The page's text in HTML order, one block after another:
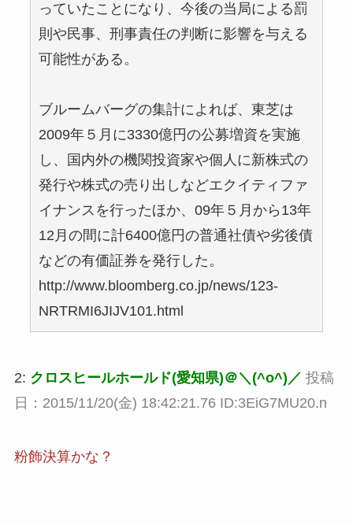
っていたことになり、今後の当局による罰
則や民事、刑事責任の判断に影響を与える
可能性がある。
ブルームバーグの集計によれば、東芝は
2009年５月に3330億円の公募増資を実施
し、国内外の機関投資家や個人に新株式の
発行や株式の売り出しなどエクイティファ
イナンスを行ったほか、09年５月から13年
12月の間に計6400億円の普通社債や劣後債
などの有価証券を発行した。
http://www.bloomberg.co.jp/news/123-
NRTRMI6JIJV101.html
2: クロスヒールホールド(愛知県)＠＼(^o^)／ 投稿
日：2015/11/20(金) 18:42:21.76 ID:3EiG7MU20.n
粉飾決算かな？